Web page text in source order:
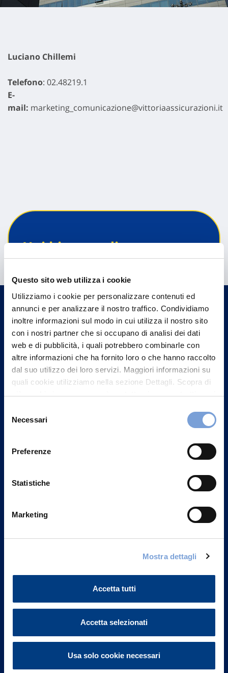
Questo sito web utilizza i cookie
Utilizziamo i cookie per personalizzare contenuti ed
annunci e per analizzare il nostro traffico. Condividiamo
inoltre informazioni sul modo in cui utilizza il nostro sito
con i nostri partner che si occupano di analisi dei dati
web e di pubblicità, i quali potrebbero combinarle con
altre informazioni che ha fornito loro o che hanno raccolto
dal suo utilizzo dei loro servizi. Maggiori informazioni su
quali cookie utilizziamo nella sezione Dettagli. Scopra di
più su chi siamo, come può contattarci e come trattiamo i
può trovare nel footer del sito nella sezione "Informativa
delNecessari
Preferenze
Statistiche
Marketing
Mostra dettagli
Accetta tutti
Accetta selezionati
Usa solo cookie necessari
Luciano Chillemi
Telefono: 02.48219.1
E-
mail: marketing_comunicazione@vittoriaassicurazioni.it
Hai bisogno di
informazioni?
Trova l'Agenzia più vicina a te e parla con
un nostro Agente.
Contattaci
Vittoria Assicurazioni S.p.A.
Part. IVA 01329510158
FAQ
Altre informazioni
Sostenibilità